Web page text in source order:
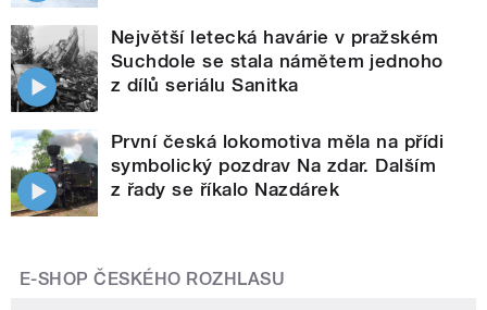
Největší letecká havárie v pražském
Suchdole se stala námětem jednoho
z dílů seriálu Sanitka
První česká lokomotiva měla na přídi
symbolický pozdrav Na zdar. Dalším
z řady se říkalo Nazdárek
E-SHOP ČESKÉHO ROZHLASU